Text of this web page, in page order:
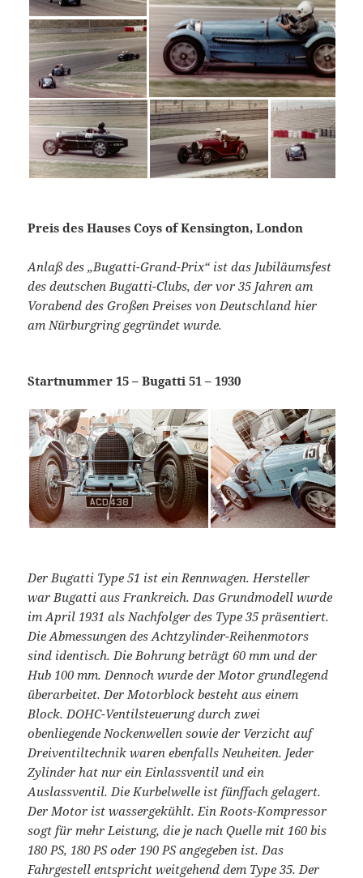
Preis des Hauses Coys of Kensington, London
Anlaß des „Bugatti-Grand-Prix“ ist das Jubiläumsfest
des deutschen Bugatti-Clubs, der vor 35 Jahren am
Vorabend des Großen Preises von Deutschland hier
am Nürburgring gegründet wurde.
Startnummer 15 – Bugatti 51 – 1930
Der Bugatti Type 51 ist ein Rennwagen. Hersteller
war Bugatti aus Frankreich. Das Grundmodell wurde
im April 1931 als Nachfolger des Type 35 präsentiert.
Die Abmessungen des Achtzylinder-Reihenmotors
sind identisch. Die Bohrung beträgt 60 mm und der
Hub 100 mm. Dennoch wurde der Motor grundlegend
überarbeitet. Der Motorblock besteht aus einem
Block. DOHC-Ventilsteuerung durch zwei
obenliegende Nockenwellen sowie der Verzicht auf
Dreiventiltechnik waren ebenfalls Neuheiten. Jeder
Zylinder hat nur ein Einlassventil und ein
Auslassventil. Die Kurbelwelle ist fünffach gelagert.
Der Motor ist wassergekühlt. Ein Roots-Kompressor
sogt für mehr Leistung, die je nach Quelle mit 160 bis
180 PS, 180 PS oder 190 PS angegeben ist. Das
Fahrgestell entspricht weitgehend dem Type 35. Der